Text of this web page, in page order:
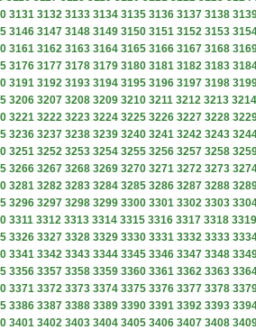
3131 3132 3133 3134 3135 3136 3137 3138
3146 3147 3148 3149 3150 3151 3152 3153
3161 3162 3163 3164 3165 3166 3167 3168
3176 3177 3178 3179 3180 3181 3182 3183
3191 3192 3193 3194 3195 3196 3197 3198
3206 3207 3208 3209 3210 3211 3212 3213 3214
3221 3222 3223 3224 3225 3226 3227 3228
3236 3237 3238 3239 3240 3241 3242 3243
3251 3252 3253 3254 3255 3256 3257 3258
3266 3267 3268 3269 3270 3271 3272 3273
3281 3282 3283 3284 3285 3286 3287 3288
3296 3297 3298 3299 3300 3301 3302 3303
3311 3312 3313 3314 3315 3316 3317 3318 3319
3326 3327 3328 3329 3330 3331 3332 3333
3341 3342 3343 3344 3345 3346 3347 3348
3356 3357 3358 3359 3360 3361 3362 3363
3371 3372 3373 3374 3375 3376 3377 3378
3386 3387 3388 3389 3390 3391 3392 3393
3401 3402 3403 3404 3405 3406 3407 3408